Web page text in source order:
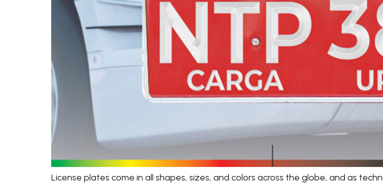
License plates come in all shapes, sizes, and colors across the globe, and as